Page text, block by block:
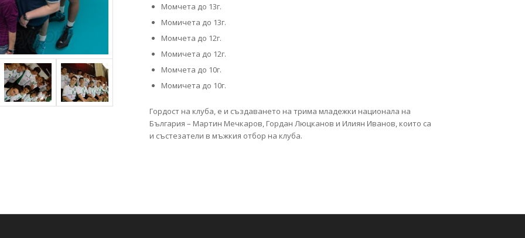
Момчета до 13г.
Момичета до 13г.
Момчета до 12г.
Момичета до 12г.
Момчета до 10г.
Момичета до 10г.
Гордост на клуба, е и създаването на трима младежки национала на
България – Мартин Мечкаров, Гордан Люцканов и Илиян Иванов, които са
и състезатели в мъжкия отбор на клуба.